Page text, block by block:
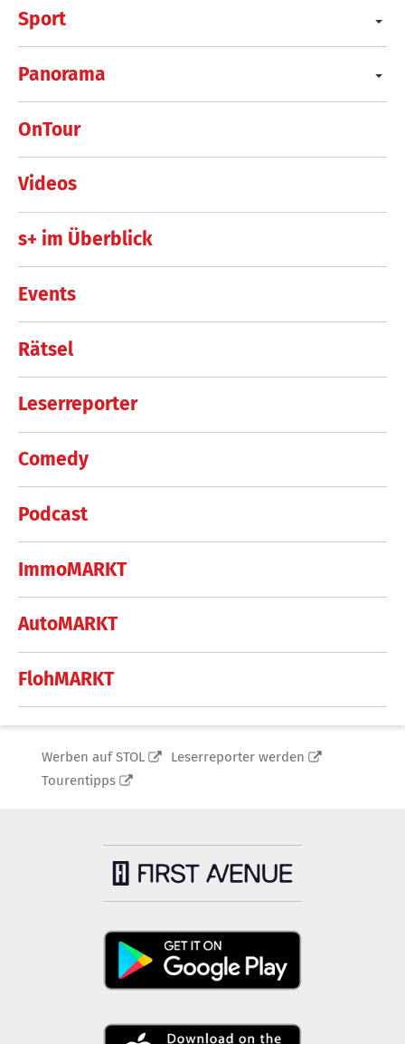
Sport
Panorama
OnTour
Videos
s+ im Überblick
Events
Rätsel
Leserreporter
Comedy
Podcast
ImmoMARKT
AutoMARKT
FlohMARKT
Werben auf STOL
Leserreporter werden
Tourentipps